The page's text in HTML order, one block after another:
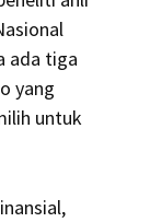
ada tiga
yang
untuk